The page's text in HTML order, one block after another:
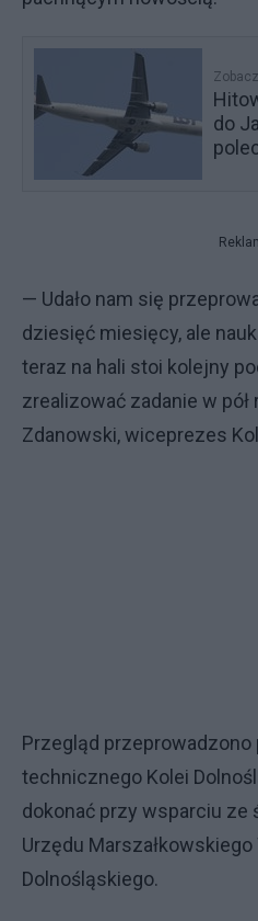
do
— Udało nam się
dziesięć miesięcy, ale
teraz na hali stoi kolejny
zrealizować zadanie w
Zdanowski, wiceprezes
Przegląd
technicznego Kolei
dokonać przy wsparciu ze
Urzędu
Dolnośląskiego.